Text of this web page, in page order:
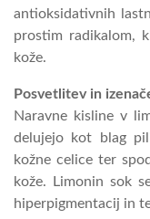
antioksidativnih
prostim radikalom,
kože.
Posvetlitev in
Naravne kisline v
delujejo kot blag
kožne celice ter
kože. Limonin sok
hiperpigmentacij in